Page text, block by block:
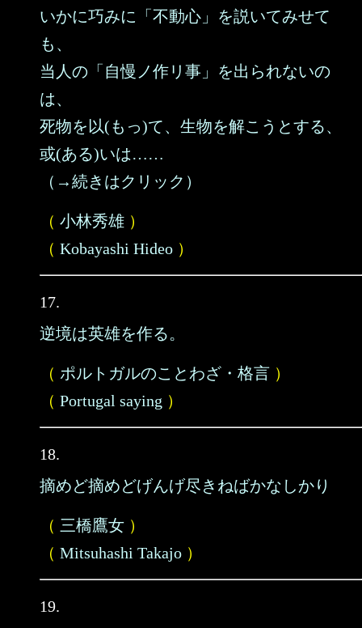
いかに巧みに「不動心」を説いてみせて
も、
当人の「自慢ノ作リ事」を出られないの
は、
死物を以(もっ)て、生物を解こうとする、
或(ある)いは……
（→続きはクリック）
（ 小林秀雄 ）
（ Kobayashi Hideo ）
17.
逆境は英雄を作る。
（ ポルトガルのことわざ・格言 ）
（ Portugal saying ）
18.
摘めど摘めどげんげ尽きねばかなしかり
（ 三橋鷹女 ）
（ Mitsuhashi Takajo ）
19.